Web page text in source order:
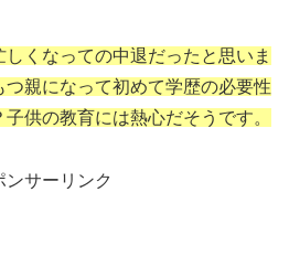
くなっての中退だったと思いま
親になって初めて学歴の必要性
供の教育には熱心だそうです。
ンサーリンク